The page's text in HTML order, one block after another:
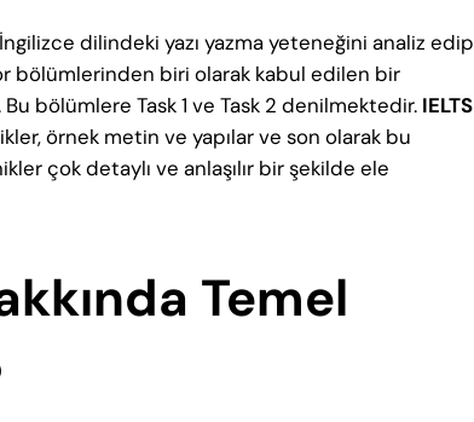
dilindeki yazı yazma yeteneğini analiz edip
bölümlerinden biri olarak kabul edilen bir
bölümlere Task 1 ve Task 2 denilmektedir. IELTS
örnek metin ve yapılar ve son olarak bu
çok detaylı ve anlaşılır bir şekilde ele
Temel